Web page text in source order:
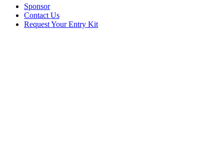
Sponsor
Contact Us
Request Your Entry Kit